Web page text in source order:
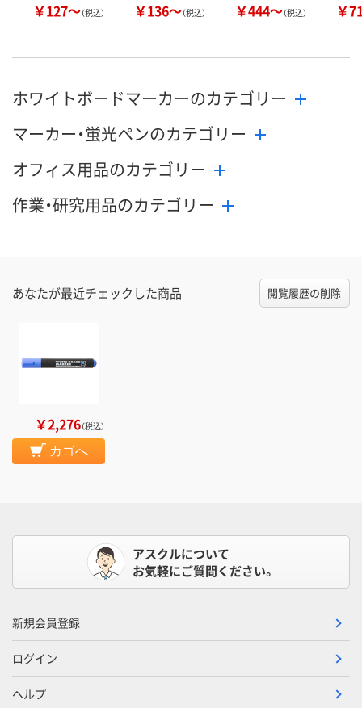
￥127～（税込） ￥136～（税込） ￥444～（税込） ￥
ホワイトボードマーカーのカテゴリー
マーカー・蛍光ペンのカテゴリー
オフィス用品のカテゴリー
作業・研究用品のカテゴリー
あなたが最近チェックした商品 閲覧履歴の削除
￥2,276（税込）
カゴへ
アスクルについて
お気軽にご質問ください。
新規会員登録
ログイン
ヘルプ